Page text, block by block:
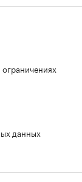
данных